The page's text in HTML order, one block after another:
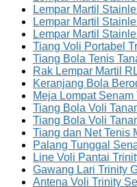
Lempar Martil
Lempar Martil
Lempar Martil
Tiang Voli Portabel
Tiang Bola Tenis
Rak Lempar Martil
Keranjang Bola
Meja Lompat
Tiang Bola Voli
Tiang Bola Voli
Tiang dan Net Tenis
Palang Tunggal
Line Voli Pantai
Gawang Lari Trinity
Antena Voli Trinity